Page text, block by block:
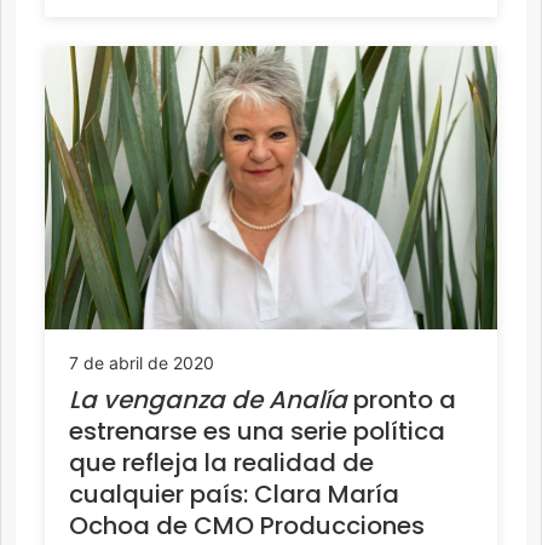
7 de abril de 2020
La venganza de Analíapronto a
estrenarse es una serie política
que refleja la realidad de
cualquier país: Clara María
Ochoa de CMO Producciones